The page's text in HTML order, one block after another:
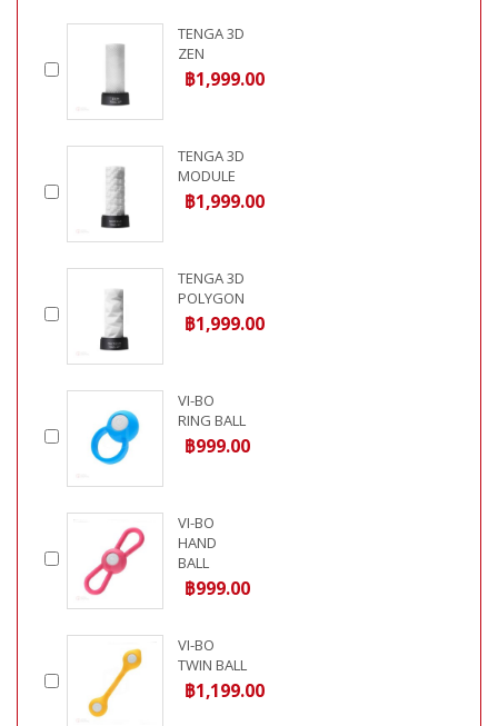
TENGA 3D
ZEN
฿1,999.00
TENGA 3D
MODULE
฿1,999.00
TENGA 3D
POLYGON
฿1,999.00
VI-BO
RING BALL
฿999.00
VI-BO
HAND
BALL
฿999.00
VI-BO
TWIN BALL
฿1,199.00